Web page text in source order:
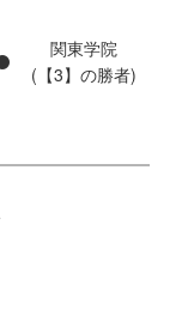
関東学院
(【3】の勝者)